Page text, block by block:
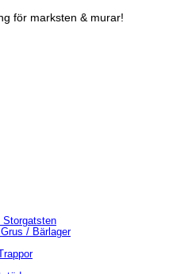
för marksten & murar!
Grus / Bärlager